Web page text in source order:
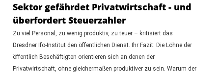
Sektor gefährdet Privatwirtschaft - und
überfordert Steuerzahler
Zu viel Personal, zu wenig produktiv, zu teuer – kritisiert das
Dresdner Ifo-Institut den öffentlichen Dienst. Ihr Fazit: Die Löhne der
öffentlich Beschäftigten orientieren sich an denen der
Privatwirtschaft, ohne gleichermaßen produktiver zu sein. Warum der